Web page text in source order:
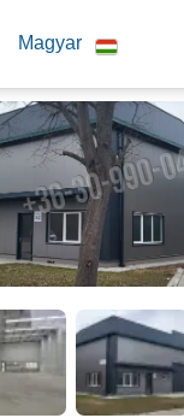
Magyar